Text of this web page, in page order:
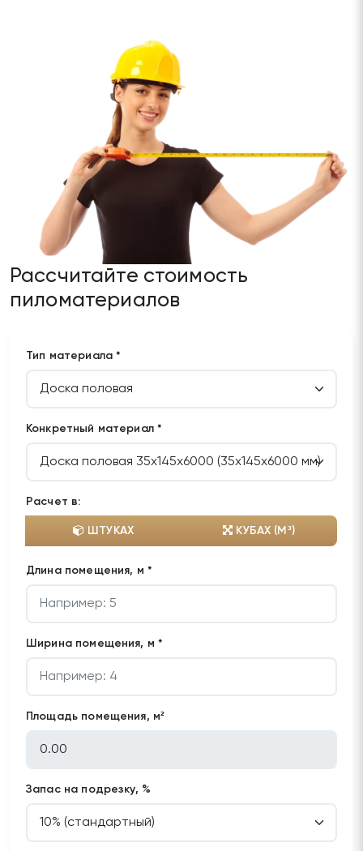
Рассчитайте стоимость
пиломатериалов
Тип материала *
Конкретный материал *
Расчет в:
ШТУКАХ КУБАХ (М³)
Длина помещения, м *
Ширина помещения, м *
Площадь помещения, м²
Запас на подрезку, %